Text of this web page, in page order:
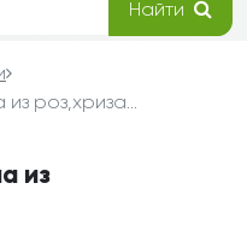
Найти
Малифисента - корзина из роз,хризантем эустом
из